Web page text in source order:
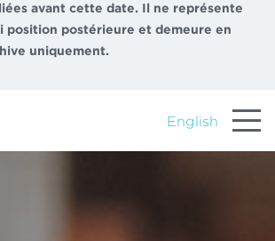
avant cette date. Il ne représente
position postérieure et demeure en
uniquement.
English